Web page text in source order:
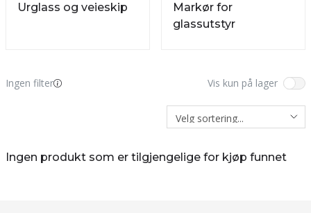
Urglass og veieskip
Markør for
glassutstyr
Ingen filter Vis kun på lager
Ingen produkt som er tilgjengelige for kjøp funnet